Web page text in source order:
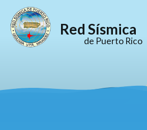
Red Sísmica
de Puerto Rico